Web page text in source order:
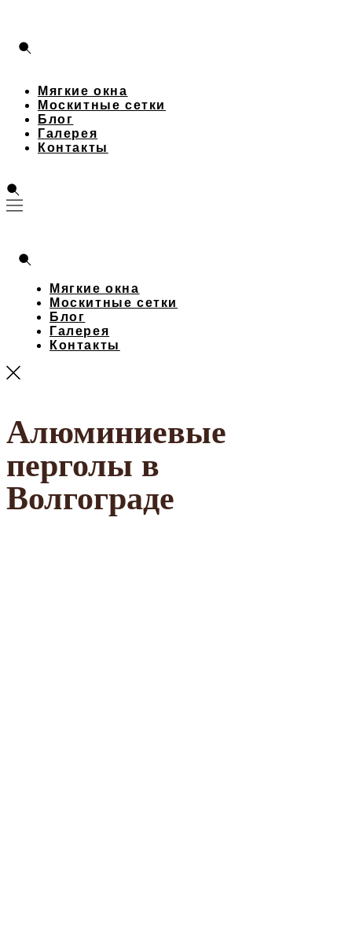
Мягкие окна
Москитные сетки
Блог
Галерея
Контакты
Мягкие окна
Москитные сетки
Блог
Галерея
Контакты
Алюминиевые
перголы в
Волгограде